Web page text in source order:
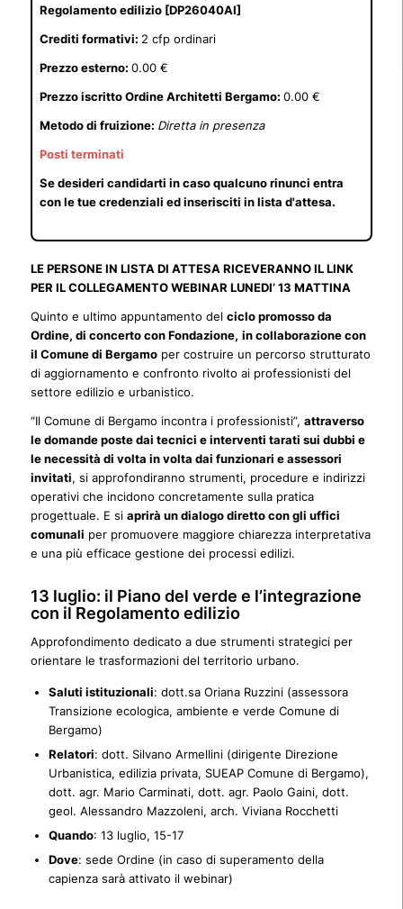
Regolamento edilizio [DP26040AI]
Crediti formativi: 2 cfp ordinari
Prezzo esterno: 0.00 €
Prezzo iscritto Ordine Architetti Bergamo: 0.00 €
Metodo di fruizione: Diretta in presenza
Posti terminati
Se desideri candidarti in caso qualcuno rinunci entra
con le tue credenziali ed inserisciti in lista d'attesa.
LE PERSONE IN LISTA DI ATTESA RICEVERANNO IL LINK
PER IL COLLEGAMENTO WEBINAR LUNEDI’ 13 MATTINA
Quinto e ultimo appuntamento del ciclo promosso da
Ordine, di concerto con Fondazione, in collaborazione con
il Comune di Bergamoper costruire un percorso strutturato
di aggiornamento e confronto rivolto ai professionisti del
settore edilizio e urbanistico.
“Il Comune di Bergamo incontra i professionisti”, attraverso
le domande poste dai tecnici e interventi tarati sui dubbi e
le necessità di volta in volta dai funzionari e assessori
invitati, si approfondiranno strumenti, procedure e indirizzi
operativi che incidono concretamente sulla pratica
progettuale. E si aprirà un dialogo diretto con gli uffici
comunali per promuovere maggiore chiarezza interpretativa
e una più efficace gestione dei processi edilizi.
13 luglio: il Piano del verde e l’integrazione
con il Regolamento edilizio
Approfondimento dedicato a due strumenti strategici per
orientare le trasformazioni del territorio urbano.
Saluti istituzionali: dott.sa Oriana Ruzzini (assessora
Transizione ecologica, ambiente e verde Comune di
Bergamo)
Relatori: dott. Silvano Armellini (dirigente Direzione
Urbanistica, edilizia privata, SUEAP Comune di Bergamo),
dott. agr. Mario Carminati, dott. agr. Paolo Gaini, dott.
geol. Alessandro Mazzoleni, arch. Viviana Rocchetti
Quando: 13 luglio, 15-17
Dove: sede Ordine (in caso di superamento della
capienza sarà attivato il webinar)